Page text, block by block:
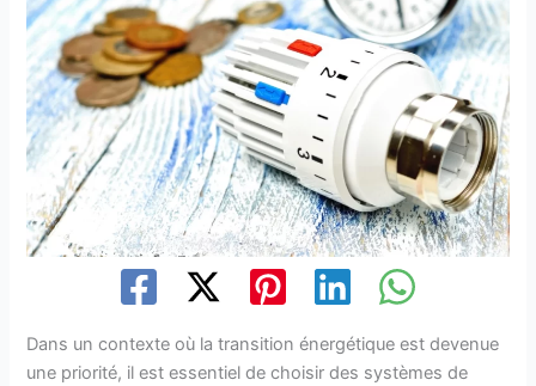
Dans un contexte où la transition énergétique est devenue
une priorité, il est essentiel de choisir des systèmes de